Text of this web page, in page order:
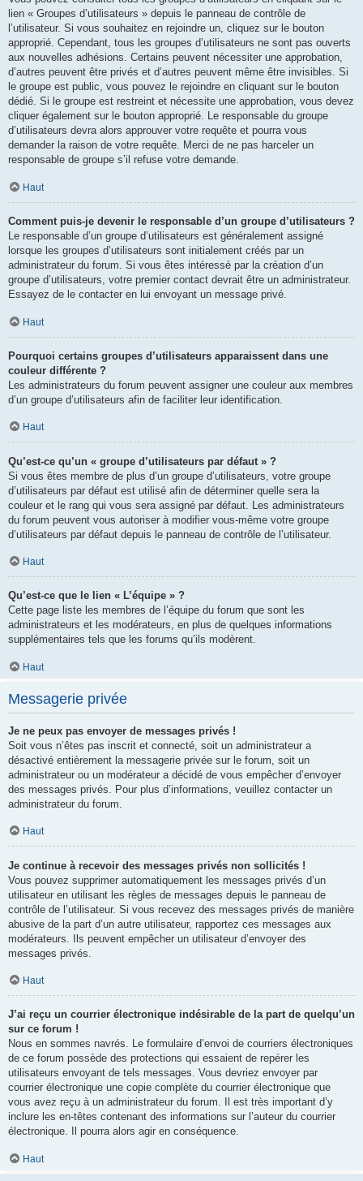
lien « Groupes d’utilisateurs » depuis le panneau de contrôle de
l’utilisateur. Si vous souhaitez en rejoindre un, cliquez sur le bouton
approprié. Cependant, tous les groupes d’utilisateurs ne sont pas ouverts
aux nouvelles adhésions. Certains peuvent nécessiter une approbation,
d’autres peuvent être privés et d’autres peuvent même être invisibles. Si
le groupe est public, vous pouvez le rejoindre en cliquant sur le bouton
dédié. Si le groupe est restreint et nécessite une approbation, vous devez
cliquer également sur le bouton approprié. Le responsable du groupe
d’utilisateurs devra alors approuver votre requête et pourra vous
demander la raison de votre requête. Merci de ne pas harceler un
responsable de groupe s’il refuse votre demande.
Haut
Comment puis-je devenir le responsable d’un groupe d’utilisateurs ?
Le responsable d’un groupe d’utilisateurs est généralement assigné
lorsque les groupes d’utilisateurs sont initialement créés par un
administrateur du forum. Si vous êtes intéressé par la création d’un
groupe d’utilisateurs, votre premier contact devrait être un administrateur.
Essayez de le contacter en lui envoyant un message privé.
Haut
Pourquoi certains groupes d’utilisateurs apparaissent dans une
couleur différente ?
Les administrateurs du forum peuvent assigner une couleur aux membres
d’un groupe d’utilisateurs afin de faciliter leur identification.
Haut
Qu’est-ce qu’un « groupe d’utilisateurs par défaut » ?
Si vous êtes membre de plus d’un groupe d’utilisateurs, votre groupe
d’utilisateurs par défaut est utilisé afin de déterminer quelle sera la
couleur et le rang qui vous sera assigné par défaut. Les administrateurs
du forum peuvent vous autoriser à modifier vous-même votre groupe
d’utilisateurs par défaut depuis le panneau de contrôle de l’utilisateur.
Haut
Qu’est-ce que le lien « L’équipe » ?
Cette page liste les membres de l’équipe du forum que sont les
administrateurs et les modérateurs, en plus de quelques informations
supplémentaires tels que les forums qu’ils modèrent.
Haut
Messagerie privée
Je ne peux pas envoyer de messages privés !
Soit vous n’êtes pas inscrit et connecté, soit un administrateur a
désactivé entièrement la messagerie privée sur le forum, soit un
administrateur ou un modérateur a décidé de vous empêcher d’envoyer
des messages privés. Pour plus d’informations, veuillez contacter un
administrateur du forum.
Haut
Je continue à recevoir des messages privés non sollicités !
Vous pouvez supprimer automatiquement les messages privés d’un
utilisateur en utilisant les règles de messages depuis le panneau de
contrôle de l’utilisateur. Si vous recevez des messages privés de manière
abusive de la part d’un autre utilisateur, rapportez ces messages aux
modérateurs. Ils peuvent empêcher un utilisateur d’envoyer des
messages privés.
Haut
J’ai reçu un courrier électronique indésirable de la part de quelqu’un
sur ce forum !
Nous en sommes navrés. Le formulaire d’envoi de courriers électroniques
de ce forum possède des protections qui essaient de repérer les
utilisateurs envoyant de tels messages. Vous devriez envoyer par
courrier électronique une copie complète du courrier électronique que
vous avez reçu à un administrateur du forum. Il est très important d’y
inclure les en-têtes contenant des informations sur l’auteur du courrier
électronique. Il pourra alors agir en conséquence.
Haut